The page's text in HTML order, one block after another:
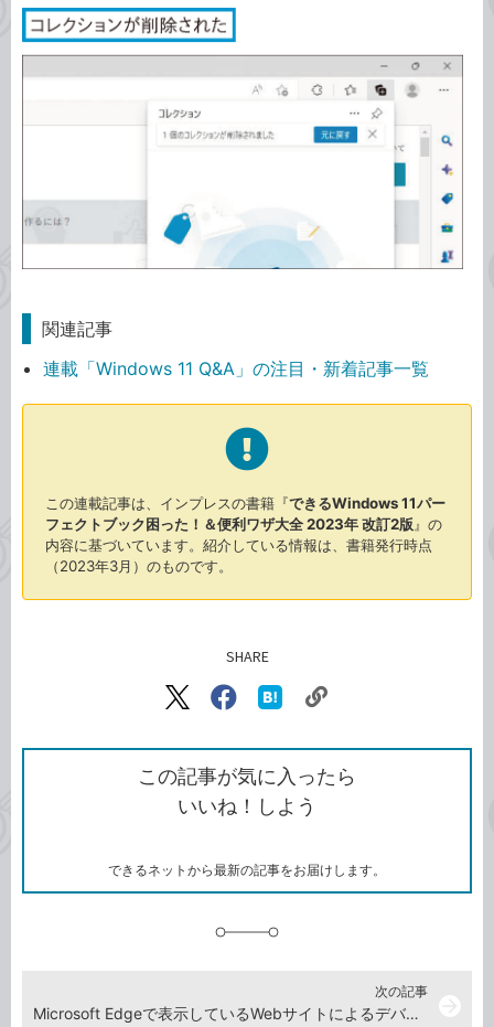
関連記事
連載「Windows 11 Q&A」の注目・新着記事一覧
この連載記事は、インプレスの書籍『できるWindows 11パー
フェクトブック困った！＆便利ワザ大全 2023年 改訂2版 』の
内容に基づいています。紹介している情報は、書籍発行時点
（2023年3月）のものです。
SHARE
X（旧
で
シ
ェ
ア
Facebook
シ
ェ
ア
な
ッ
ク
ク
ク
を
コ
この記事が気に入ったら
いいね！しよう
できるネットから最新の記事をお届けします。
次の記事
Microsoft Edgeで表示しているWebサイトによるデバイス制御を制限したい